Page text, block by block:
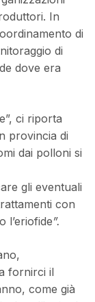
In
di
di
dove era
ci riporta
provincia di
dai polloni si
gli eventuali
con
l’eriofide”.
fornirci il
come già